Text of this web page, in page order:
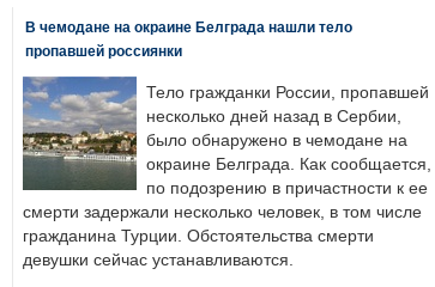
В чемодане на окраине Белграда нашли тело
пропавшей россиянки
Тело гражданки России, пропавшей
несколько дней назад в Сербии,
было обнаружено в чемодане на
окраине Белграда. Как сообщается,
по подозрению в причастности к ее
смерти задержали несколько человек, в том числе
гражданина Турции. Обстоятельства смерти
девушки сейчас устанавливаются.